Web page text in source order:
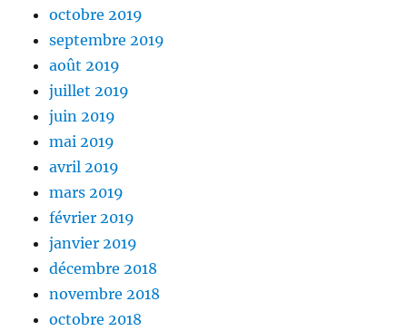
octobre 2019
septembre 2019
août 2019
juillet 2019
juin 2019
mai 2019
avril 2019
mars 2019
février 2019
janvier 2019
décembre 2018
novembre 2018
octobre 2018